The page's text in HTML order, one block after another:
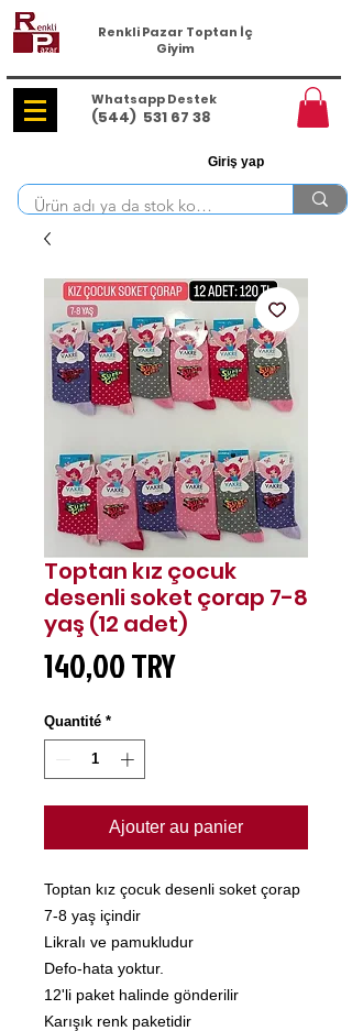
Renkli Pazar Toptan İç
Giyim
Whatsapp Destek
(544) 531 67 38
Giriş yap
Toptan kız çocuk
desenli soket çorap 7-8
yaş (12 adet)
140,00 TRYPrix
Quantité *
Ajouter au panier
Toptan kız çocuk desenli soket çorap
7-8 yaş içindir
Likralı ve pamukludur
Defo-hata yoktur.
12'li paket halinde gönderilir
Karışık renk paketidir